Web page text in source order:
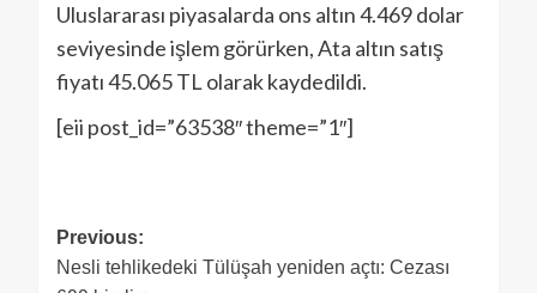
Uluslararası piyasalarda ons altın 4.469 dolar
seviyesinde işlem görürken, Ata altın satış
fiyatı 45.065 TL olarak kaydedildi.
[eii post_id=”63538″ theme=”1″]
Previous:
Nesli tehlikedeki Tülüşah yeniden açtı: Cezası